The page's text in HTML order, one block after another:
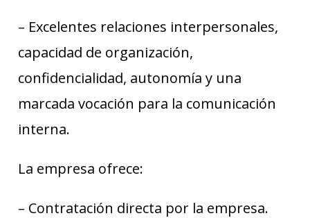
– Excelentes relaciones interpersonales,
capacidad de organización,
confidencialidad, autonomía y una
marcada vocación para la comunicación
interna.
La empresa ofrece:
– Contratación directa por la empresa.